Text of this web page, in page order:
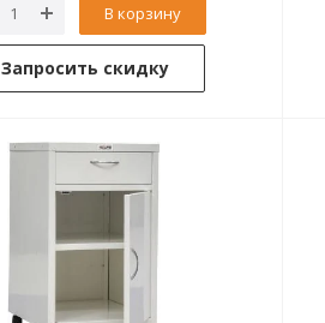
В корзину
Запросить скидку